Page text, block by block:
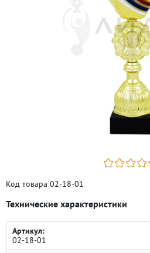
Код товара 02-18-01
Технические характеристики
Артикул:
02-18-01